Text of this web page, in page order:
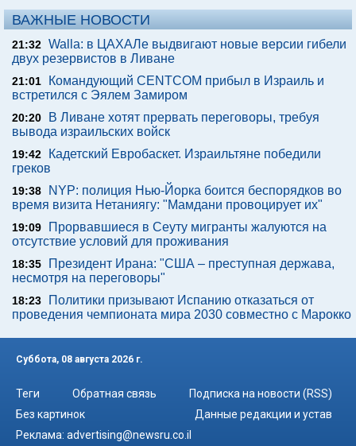
ВАЖНЫЕ НОВОСТИ
21:32 Walla: в ЦАХАЛе выдвигают новые версии гибели
двух резервистов в Ливане
21:01
Командующий CENTCOM прибыл в Израиль и
встретился с Эялем Замиром
20:20
В Ливане хотят прервать переговоры, требуя
вывода израильских войск
19:42
Кадетский Евробаскет. Израильтяне победили
греков
19:38
NYP: полиция Нью-Йорка боится беспорядков во
время визита Нетаниягу: "Мамдани провоцирует их"
19:09
Прорвавшиеся в Сеуту мигранты жалуются на
отсутствие условий для проживания
18:35
Президент Ирана: "США – преступная держава,
несмотря на переговоры"
18:23
Политики призывают Испанию отказаться от
проведения чемпионата мира 2030 совместно с Марокко
Суббота, 08 августа 2026 г.
Теги Обратная связь
Подписка на новости (RSS)
Без картинок
Данные редакции и устав
Реклама: advertising@newsru.co.il